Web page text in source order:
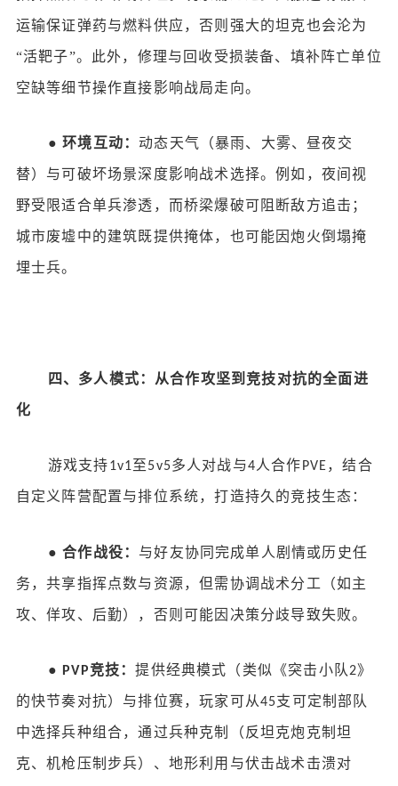
运输保证弹药与燃料供应，否则强大的坦克也会沦为
“活靶子”。此外，修理与回收受损装备、填补阵亡单位
空缺等细节操作直接影响战局走向。
● 环境互动：动态天气（暴雨、大雾、昼夜交
替）与可破坏场景深度影响战术选择。例如，夜间视
野受限适合单兵渗透，而桥梁爆破可阻断敌方追击；
城市废墟中的建筑既提供掩体，也可能因炮火倒塌掩
埋士兵。
四、多人模式：从合作攻坚到竞技对抗的全面进
化
游戏支持1v1至5v5多人对战与4人合作PVE，结合
自定义阵营配置与排位系统，打造持久的竞技生态：
● 合作战役： 与好友协同完成单人剧情或历史任
务，共享指挥点数与资源，但需协调战术分工（如主
攻、佯攻、后勤），否则可能因决策分歧导致失败。
● PVP竞技：提供经典模式（类似《突击小队2》
的快节奏对抗）与排位赛，玩家可从45支可定制部队
中选择兵种组合，通过兵种克制（反坦克炮克制坦
克、机枪压制步兵）、地形利用与伏击战术击溃对